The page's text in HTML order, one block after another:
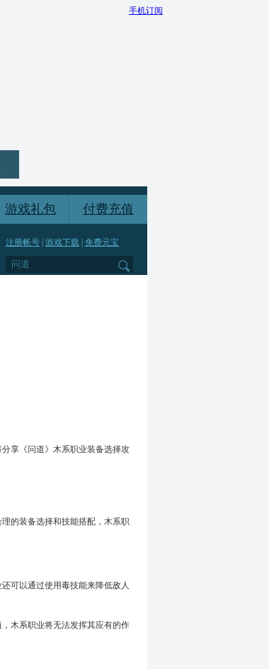
游戏礼包 付费充值
注册帐号 游戏下载 免费元宝
*
手机订阅
享《问道》木系职业装备选择攻
的装备选择和技能搭配，木系职
可以通过使用毒技能来降低敌人
木系职业将无法发挥其应有的作